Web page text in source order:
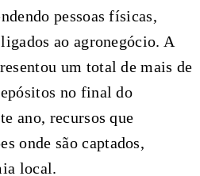
pessoas físicas,
ao agronegócio. A
um total de mais de
no final do
ano, recursos que
onde são captados,
local.